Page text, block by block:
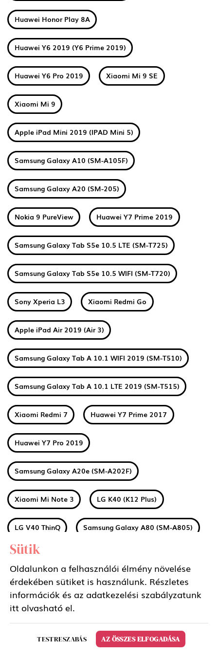
Huawei Honor Play 8A
Huawei Y6 2019 (Y6 Prime 2019)
Huawei Y6 Pro 2019 Xiaomi Mi 9 SE
Xiaomi Mi 9
Apple iPad Mini 2019 (IPAD Mini 5)
Samsung Galaxy A10 (SM-A105F)
Samsung Galaxy A20 (SM-205)
Nokia 9 PureView Huawei Y7 Prime 2019
Samsung Galaxy Tab S5e 10.5 LTE (SM-T725)
Samsung Galaxy Tab S5e 10.5 WIFI (SM-T720)
Sony Xperia L3 Xiaomi Redmi Go
Apple iPad Air 2019 (Air 3)
Samsung Galaxy Tab A 10.1 WIFI 2019 (SM-T510)
Samsung Galaxy Tab A 10.1 LTE 2019 (SM-T515)
Xiaomi Redmi 7 Huawei Y7 Prime 2017
Huawei Y7 Pro 2019
Samsung Galaxy A20e (SM-A202F)
Xiaomi Mi Note 3 LG K40 (K12 Plus)
LG V40 ThinQ Samsung Galaxy A80 (SM-A805)
Huawei Honor 8S
Huawei P20 Lite 2019 Huawei P Smart Z
LG Q60 Sony Xperia 1
Xiaomi Redmi 7A Xiaomi Mi 9T
Sütik
Oldalunkon a felhasználói élmény növelése
érdekében sütiket is használunk. Részletes
információk és az adatkezelési szabályzatunk
itt olvasható el.
TESTRESZABÁS AZ ÖSSZES ELFOGADÁSA